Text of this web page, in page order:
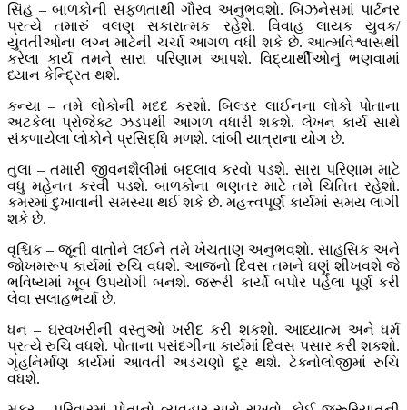
સિંહ – બાળકોની સફળતાથી ગૌરવ અનુભવશો. બિઝનેસમાં પાર્ટનર
પ્રત્યે તમારું વલણ સકારાત્મક રહેશે. વિવાહ લાયક યુવક/
યુવતીઓના લગ્ન માટેની ચર્ચા આગળ વધી શકે છે. આત્મવિશ્વાસથી
કરેલા કાર્ય તમને સારા પરિણામ આપશે. વિદ્યાર્થીઓનું ભણવામાં
ધ્યાન કેન્દ્રિત થશે.
કન્યા – તમે લોકોની મદદ કરશો. બિલ્ડર લાઈનના લોકો પોતાના
અટકેલા પ્રોજેક્ટ ઝડપથી આગળ વધારી શકશે. લેખન કાર્ય સાથે
સંકળાયેલા લોકોને પ્રસિદ્ધિ મળશે. લાંબી યાત્રાના યોગ છે.
તુલા – તમારી જીવનશૈલીમાં બદલાવ કરવો પડશે. સારા પરિણામ માટે
વધુ મહેનત કરવી પડશે. બાળકોના ભણતર માટે તમે ચિતિત રહેશો.
કમરમાં દુખાવાની સમસ્યા થઈ શકે છે. મહત્ત્વપૂર્ણ કાર્યમાં સમય લાગી
શકે છે.
વૃશ્ચિક – જૂની વાતોને લઈને તમે ખેચતાણ અનુભવશો. સાહસિક અને
જોખમરૂપ કાર્યમાં રુચિ વધશે. આજનો દિવસ તમને ઘણું શીખવશે જે
ભવિષ્યમાં ખૂબ ઉપયોગી બનશે. જરૂરી કાર્યો બપોર પહેલા પૂર્ણ કરી
લેવા સલાહભર્યા છે.
ધન – ઘરવખરીની વસ્તુઓ ખરીદ કરી શકશો. આધ્યાત્મ અને ધર્મ
પ્રત્યે રુચિ વધશે. પોતાના પસંદગીના કાર્યમાં દિવસ પસાર કરી શકશો.
ગૃહનિર્માણ કાર્યમાં આવતી અડચણો દૂર થશે. ટેક્નોલોજીમાં રુચિ
વધશે.